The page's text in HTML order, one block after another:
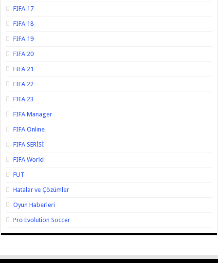
FIFA 17
FIFA 18
FIFA 19
FIFA 20
FIFA 21
FIFA 22
FIFA 23
FIFA Manager
FIFA Online
FIFA SERİSİ
FIFA World
FUT
Hatalar ve Çözümler
Oyun Haberleri
Pro Evolution Soccer